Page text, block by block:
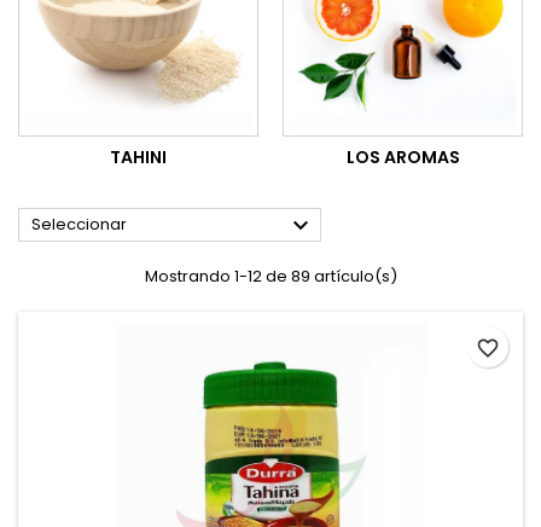
TAHINI LOS AROMAS
Seleccionar 
Mostrando 1-12 de 89 artículo(s)
favorite_border